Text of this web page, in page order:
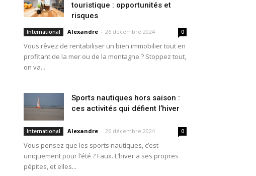
touristique : opportunités et
risques
International Alexandre - 26 décembre 2024 0
Vous rêvez de rentabiliser un bien immobilier tout en
profitant de la mer ou de la montagne ? Stoppez tout,
on va...
Sports nautiques hors saison :
ces activités qui défient l’hiver
International Alexandre - 26 décembre 2024 0
Vous pensez que les sports nautiques, c’est
uniquement pour l’été ? Faux. L’hiver a ses propres
pépites, et elles...